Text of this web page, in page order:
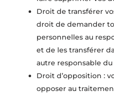
Droit de transférer
droit de demander
personnelles au
et de les transférer
autre responsable
Droit d’opposition :
opposer au